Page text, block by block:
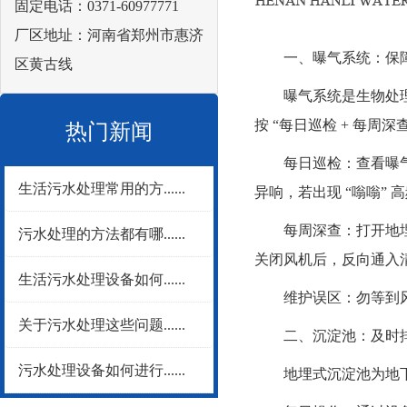
固定电话：0371-60977771
厂区地址：河南省郑州市惠济
区黄古线
热门新闻
生活污水处理常用的方......
污水处理的方法都有哪......
生活污水处理设备如何......
关于污水处理这些问题......
污水处理设备如何进行......
一、曝气系统：保
曝气系统是生物处理
按 “每日巡检 + 每周深
每日巡检：查看曝气
异响，若出现 “嗡嗡”
每周深查：打开地埋
关闭风机后，反向通入
维护误区：勿等到风
二、沉淀池：及时
地埋式沉淀池为地下